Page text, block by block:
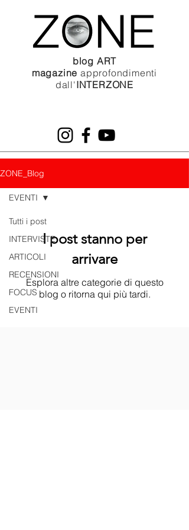
blog ART
magazine approfondimenti
dall'INTERZONE
ZONE_Blog
Tutti i post
INTERVISTE
ARTICOLI
RECENSIONI
FOCUS
EVENTI
EVENTI
I post stanno per
arrivare
Esplora altre categorie di questo
blog o ritorna qui più tardi.